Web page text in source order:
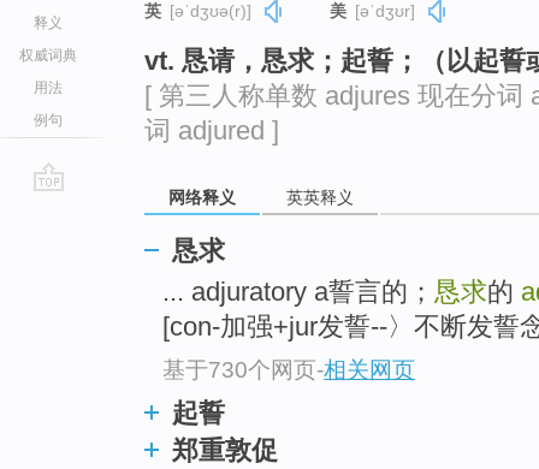
释义
权威词典
用法
例句
英 [əˈdʒʊə(r)] 美 [əˈdʒʊr]
vt. 恳请，恳求；起誓；（以起誓
[ 第三人称单数 adjures 现在分词
词 adjured ]
网络释义 英英释义
恳求
... adjuratory a誓言的； 恳求的
[con-加强+jur发誓--〉不断发誓
基于730个网页-相关网页
起誓
郑重敦促